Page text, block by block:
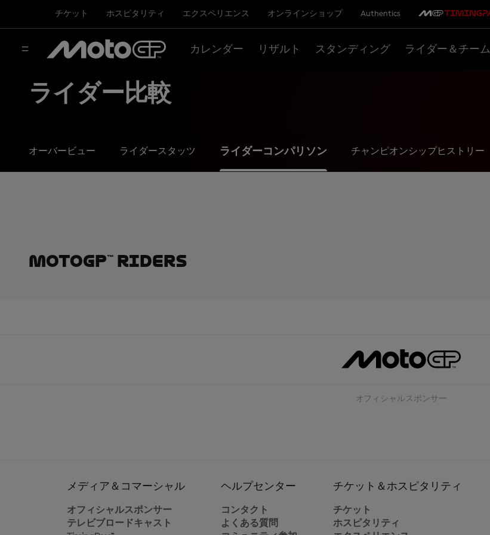
チケット ホスピタリティ エクスペリエンス オンラインショップ Authentics
カレンダー リザルト スタンディング ライダー＆チーム
ライダー比較
オーバービュー ライダースタッツ ライダーコンパリソン チャンピオンシップヒストリー
MotoGP™ Riders
オフィシャルスポンサー
メディア＆コマーシャル
オフィシャルスポンサー
テレビブロードキャスト
ヘルプセンター
コンタクト
よくある質問
チケット＆ホスピタリティ
チケット
ホスピタリティ